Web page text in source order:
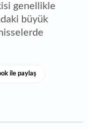
genellikle
büyük
ile paylaş